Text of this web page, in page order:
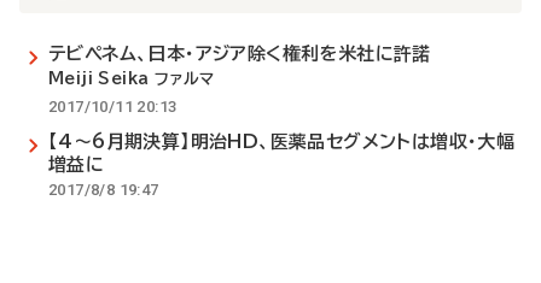
テビペネム、日本・アジア除く権利を米社に許諾
Meiji Seika ファルマ
2017/10/11 20:13
【4～6月期決算】明治HD、医薬品セグメントは増収・大幅
増益に
2017/8/8 19:47